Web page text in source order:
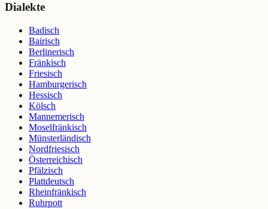
Dialekte
Badisch
Bairisch
Berlinerisch
Fränkisch
Friesisch
Hamburgerisch
Hessisch
Kölsch
Mannemerisch
Moselfränkisch
Münsterländisch
Nordfriesisch
Österreichisch
Pfälzisch
Plattdeutsch
Rheinfränkisch
Ruhrpott